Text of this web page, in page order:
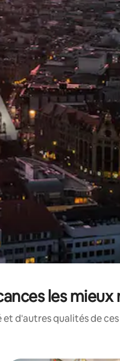
le bas, ou en appuyant
les
d'autres qualités de